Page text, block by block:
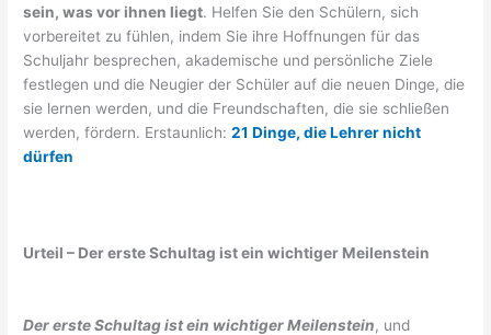
sein, was vor ihnen liegt. Helfen Sie den Schülern, sich
vorbereitet zu fühlen, indem Sie ihre Hoffnungen für das
Schuljahr besprechen, akademische und persönliche Ziele
festlegen und die Neugier der Schüler auf die neuen Dinge, die
sie lernen werden, und die Freundschaften, die sie schließen
werden, fördern. Erstaunlich:21 Dinge, die Lehrer nicht
dürfen
Urteil – Der erste Schultag ist ein wichtiger Meilenstein
Der erste Schultag ist ein wichtiger Meilenstein, und